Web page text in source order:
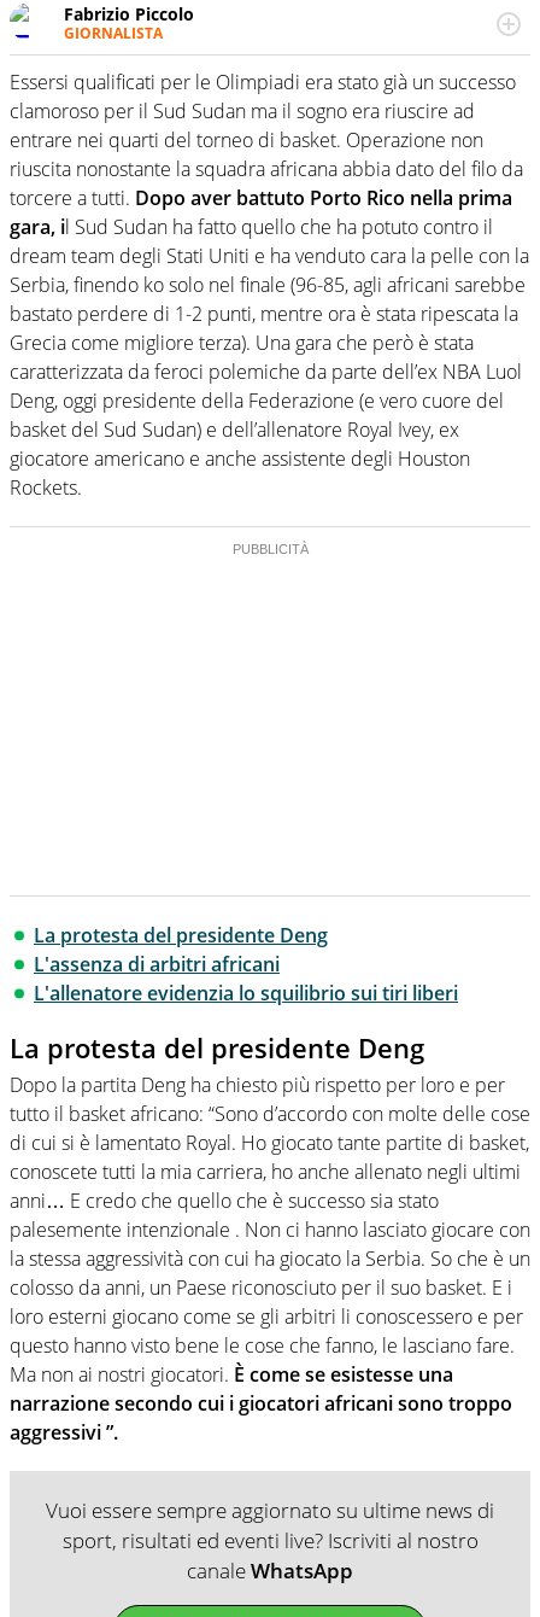
Fabrizio Piccolo
GIORNALISTA
Nella sua carriera ha seguito numerose manifestazioni
sportive e collaborato con agenzie e testate. Esperienza,
competenza, conoscenza e memoria storica. Si occupa
prevalentemente di calcio
Essersi qualificati per le Olimpiadi era stato già un successo
clamoroso per il Sud Sudan ma il sogno era riuscire ad
entrare nei quarti del torneo di basket. Operazione non
riuscita nonostante la squadra africana abbia dato del filo da
torcere a tutti. Dopo aver battuto Porto Rico nella prima
gara, il Sud Sudan ha fatto quello che ha potuto contro il
dream team degli Stati Uniti e ha venduto cara la pelle con la
Serbia, finendo ko solo nel finale (96-85, agli africani sarebbe
bastato perdere di 1-2 punti, mentre ora è stata ripescata la
Grecia come migliore terza). Una gara che però è stata
caratterizzata da feroci polemiche da parte dell’ex NBA Luol
Deng, oggi presidente della Federazione (e vero cuore del
basket del Sud Sudan) e dell’allenatore Royal Ivey, ex
giocatore americano e anche assistente degli Houston
Rockets.
La protesta del presidente Deng
L'assenza di arbitri africani
L'allenatore evidenzia lo squilibrio sui tiri liberi
La protesta del presidente Deng
Dopo la partita Deng ha chiesto più rispetto per loro e per
tutto il basket africano: “Sono d’accordo con molte delle cose
di cui si è lamentato Royal. Ho giocato tante partite di basket,
conoscete tutti la mia carriera, ho anche allenato negli ultimi
anni… E credo che quello che è successo sia stato
palesemente intenzionale . Non ci hanno lasciato giocare con
la stessa aggressività con cui ha giocato la Serbia. So che è un
colosso da anni, un Paese riconosciuto per il suo basket. E i
loro esterni giocano come se gli arbitri li conoscessero e per
questo hanno visto bene le cose che fanno, le lasciano fare.
Ma non ai nostri giocatori. È come se esistesse una
narrazione secondo cui i giocatori africani sono troppo
aggressivi ”.
Vuoi essere sempre aggiornato su ultime news di
sport, risultati ed eventi live? Iscriviti al nostro
canaleWhatsApp